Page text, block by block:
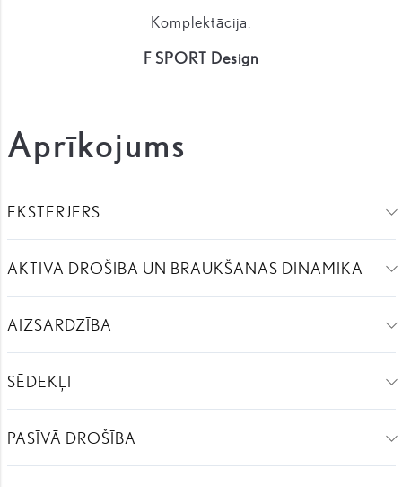
Komplektācija:
F SPORT Design
Aprīkojums
EKSTERJERS
AKTĪVĀ DROŠĪBA UN BRAUKŠANAS DINAMIKA
AIZSARDZĪBA
SĒDEKĻI
PASĪVĀ DROŠĪBA